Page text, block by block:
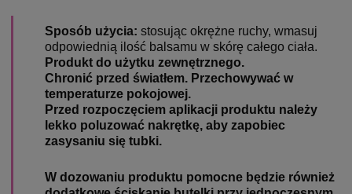
Sposób użycia: stosując okrężne ruchy, wmasuj
odpowiednią ilość balsamu w skórę całego ciała.
Produkt do użytku zewnętrznego.
Chronić przed światłem. Przechowywać w
temperaturze pokojowej.
Przed rozpoczęciem aplikacji produktu należy
lekko poluzować nakrętkę, aby zapobiec
zasysaniu się tubki.
W dozowaniu produktu pomocne będzie również